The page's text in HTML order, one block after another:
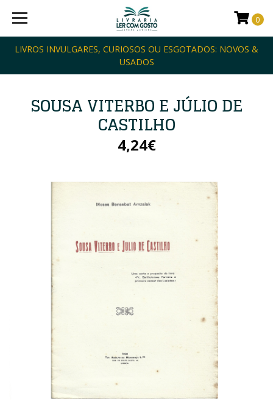
LIVROS INVULGARES, CURIOSOS OU ESGOTADOS: NOVOS &
USADOS
0
SOUSA VITERBO E JÚLIO DE
CASTILHO
4,24€